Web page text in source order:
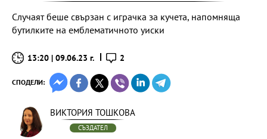
Случаят беше свързан с играчка за кучета, напомняща
бутилките на емблематичното уиски
13:20 | 09.06.23 г. 2
СПОДЕЛИ:
ВИКТОРИЯ ТОШКОВА
СЪЗДАТЕЛ